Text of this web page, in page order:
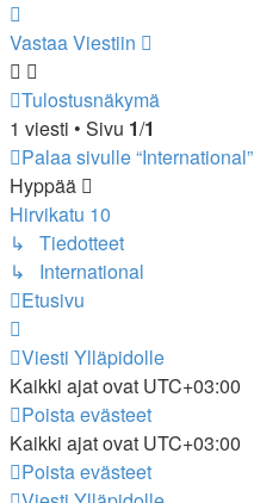
Vastaa Viestiin
Tulostusnäkymä
1 viesti • Sivu 1/1
Palaa sivulle “International”
Hyppää
Hirvikatu 10
↳ Tiedotteet
↳ International
Etusivu
Viesti Ylläpidolle
Kaikki ajat ovat UTC+03:00
Poista evästeet
Kaikki ajat ovat UTC+03:00
Poista evästeet